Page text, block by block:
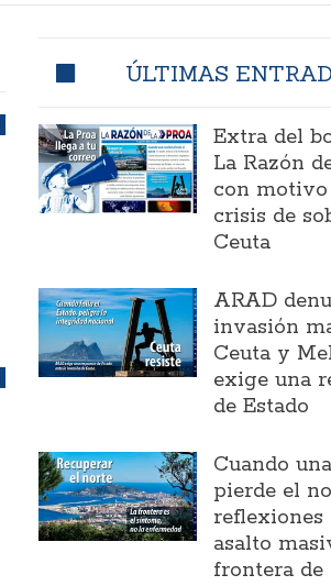
ÚLTIMAS
Extra del
La Razón
con
crisis de
Ceuta
ARAD
invasión
Ceuta y
exige una
de Estado
Cuando
pierde el
reflexiones
asalto
frontera de